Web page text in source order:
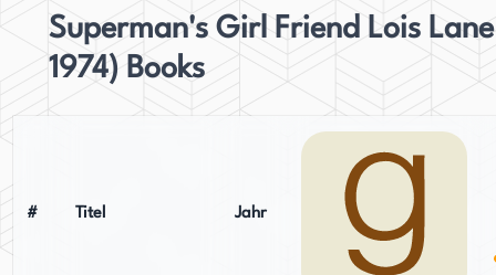
Superman's Girl Friend Lois
1974) Books
# Titel Jahr